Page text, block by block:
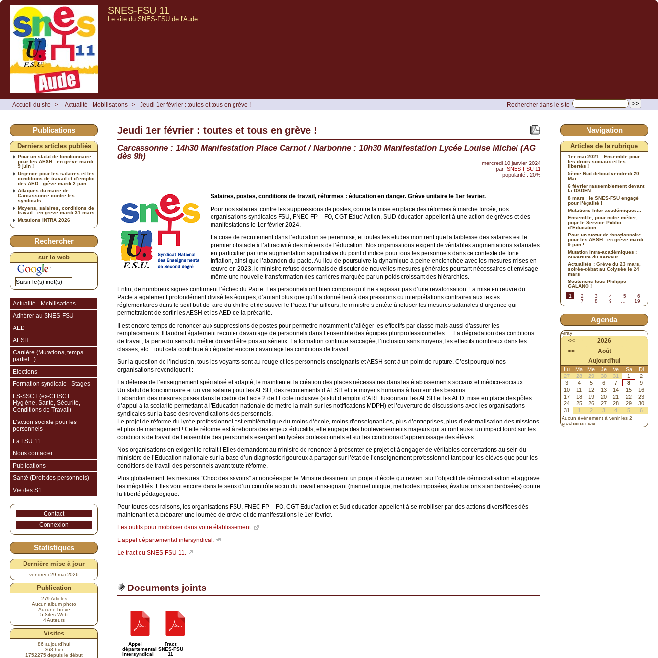
SNES-FSU 11
Le site du SNES-FSU de l'Aude
Rechercher dans le site
Accueil du site > Actualité - Mobilisations > Jeudi 1er février : toutes et tous en grève !
Jeudi 1er février : toutes et tous en grève !
Carcassonne : 14h30 Manifestation Place Carnot / Narbonne : 10h30 Manifestation Lycée Louise Michel (AG
dès 9h)
mercredi 10 janvier 2024
par SNES-FSU 11
popularité : 20%
Salaires, postes, conditions de travail, réformes : éducation en danger. Grève unitaire le 1er février.
Pour nos salaires, contre les suppressions de postes, contre la mise en place des réformes à marche forcée, nos
organisations syndicales FSU, FNEC FP – FO, CGT Educ’Action, SUD éducation appellent à une action de grèves et des
manifestations le 1er février 2024.
La crise de recrutement dans l’éducation se pérennise, et toutes les études montrent que la faiblesse des salaires est le
premier obstacle à l’attractivité des métiers de l’éducation. Nos organisations exigent de véritables augmentations salariales
en particulier par une augmentation significative du point d’indice pour tous les personnels dans ce contexte de forte
inflation, ainsi que l’abandon du pacte. Au lieu de poursuivre la dynamique à peine enclenchée avec les mesures mises en
œuvre en 2023, le ministre refuse désormais de discuter de nouvelles mesures générales pourtant nécessaires et envisage
même une nouvelle transformation des carrières marquée par un poids croissant des hiérarchies.
Enfin, de nombreux signes confirment l’échec du Pacte. Les personnels ont bien compris qu’il ne s’agissait pas d’une revalorisation. La mise en œuvre du
Pacte a également profondément divisé les équipes, d’autant plus que qu’il a donné lieu à des pressions ou interprétations contraires aux textes
réglementaires dans le seul but de faire du chiffre et de sauver le Pacte. Par ailleurs, le ministre s’entête à refuser les mesures salariales d’urgence qui
permettraient de sortir les AESH et les AED de la précarité.
Il est encore temps de renoncer aux suppressions de postes pour permettre notamment d’alléger les effectifs par classe mais aussi d’assurer les
remplacements. Il faudrait également recruter davantage de personnels dans l’ensemble des équipes pluriprofessionnelles … La dégradation des conditions
de travail, la perte du sens du métier doivent être pris au sérieux. La formation continue saccagée, l’inclusion sans moyens, les effectifs nombreux dans les
classes, etc. : tout cela contribue à dégrader encore davantage les conditions de travail.
Sur la question de l’inclusion, tous les voyants sont au rouge et les personnels enseignants et AESH sont à un point de rupture. C’est pourquoi nos
organisations revendiquent :
La défense de l’enseignement spécialisé et adapté, le maintien et la création des places nécessaires dans les établissements sociaux et médico-sociaux.
Un statut de fonctionnaire et un vrai salaire pour les AESH, des recrutements d’AESH et de moyens humains à hauteur des besoins.
L’abandon des mesures prises dans le cadre de l’acte 2 de l’Ecole inclusive (statut d’emploi d’ARE fusionnant les AESH et les AED, mise en place des pôles
d’appui à la scolarité permettant à l’Education nationale de mettre la main sur les notifications MDPH) et l’ouverture de discussions avec les organisations
syndicales sur la base des revendications des personnels.
Le projet de réforme du lycée professionnel est emblématique du moins d’école, moins d’enseignant·es, plus d’entreprises, plus d’externalisation des missions,
et plus de management ! Cette réforme est à rebours des enjeux éducatifs, elle engage des bouleversements majeurs qui auront aussi un impact lourd sur les
conditions de travail de l’ensemble des personnels exerçant en lycées professionnels et sur les conditions d’apprentissage des élèves.
Nos organisations en exigent le retrait ! Elles demandent au ministre de renoncer à présenter ce projet et à engager de véritables concertations au sein du
ministère de l’Education nationale sur la base d’un diagnostic rigoureux à partager sur l’état de l’enseignement professionnel tant pour les élèves que pour les
conditions de travail des personnels avant toute réforme.
Plus globalement, les mesures “Choc des savoirs” annoncées par le Ministre dessinent un projet d’école qui revient sur l’objectif de démocratisation et aggrave
les inégalités. Elles vont encore dans le sens d’un contrôle accru du travail enseignant (manuel unique, méthodes imposées, évaluations standardisées) contre
la liberté pédagogique.
Pour toutes ces raisons, les organisations FSU, FNEC FP – FO, CGT Educ’action et Sud éducation appellent à se mobiliser par des actions diversifiées dès
maintenant et à préparer une journée de grève et de manifestations le 1er février.
Les outils pour mobiliser dans votre établissement.
L’appel départemental intersyndical.
Le tract du SNES-FSU 11.
Documents joints
Appel
départemental
intersyndical
Tract
SNES-FSU
11
Publications
Derniers articles publiés
Pour un statut de fonctionnaire
pour les AESH : en grève mardi
9 juin !
Urgence pour les salaires et les
conditions de travail et d’emploi
des AED : grève mardi 2 juin
Attaques du maire de
Carcassonne contre les
syndicats
Moyens, salaires, conditions de
travail : en grève mardi 31 mars
Mutations INTRA 2026
Rechercher
sur le web
Actualité - Mobilisations
Adhérer au SNES-FSU
AED
AESH
Carrière (Mutations, temps
partiel...)
Elections
Formation syndicale - Stages
FS-SSCT (ex-CHSCT :
Hygiène, Santé, Sécurité,
Conditions de Travail)
L’action sociale pour les
personnels
La FSU 11
Nous contacter
Publications
Santé (Droit des personnels)
Vie des S1
Contact
Connexion
Statistiques
Dernière mise à jour
vendredi 29 mai 2026
Publication
279 Articles
Aucun album photo
Aucune brève
5 Sites Web
4 Auteurs
Visites
86 aujourd’hui
368 hier
1752275 depuis le début
Navigation
Articles de la rubrique
1er mai 2021 : Ensemble pour
les droits sociaux et les
libertés !
5ème Nuit debout vendredi 20
Mai
6 février rassemblement devant
la DSDEN.
8 mars : le SNES-FSU engagé
pour l’égalité !
Mutations Inter-académiques...
Ensemble, pour notre métier,
pour le Service Public
d’Éducation
Pour un statut de fonctionnaire
pour les AESH : en grève mardi
9 juin !
Mutation intra-académiques :
ouverture du serveur...
Actualités : Grève du 23 mars,
soirée-débat au Colysée le 24
mars
Soutenons tous Philippe
GALANO !
1
2 3 4 5
6
7
8 9 19
Agenda
Array
<<
2026
<<
Août
Aujourd’hui
Lu Ma Me Je Ve Sa
Di
27
28 29 30 31 1
2
3
4 5 6 7 8
9
10
11 12 13 14 15
16
17
18 19 20 21 22
23
24
25 26 27 28 29
30
31
1 2 3 4 5 6
Aucun évènement à venir les 2
prochains mois